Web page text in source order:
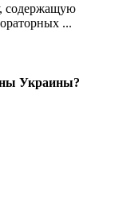
содержащую
...
Украины?